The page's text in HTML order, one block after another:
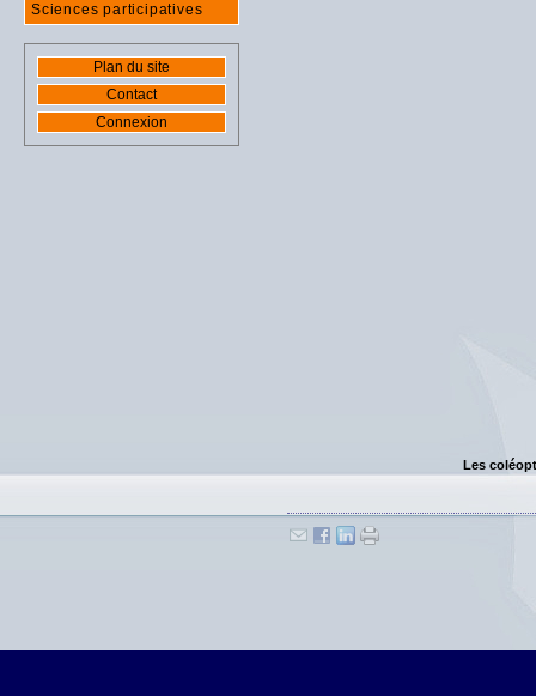
Les
Sciences participatives
Plan du site
Contact
Connexion